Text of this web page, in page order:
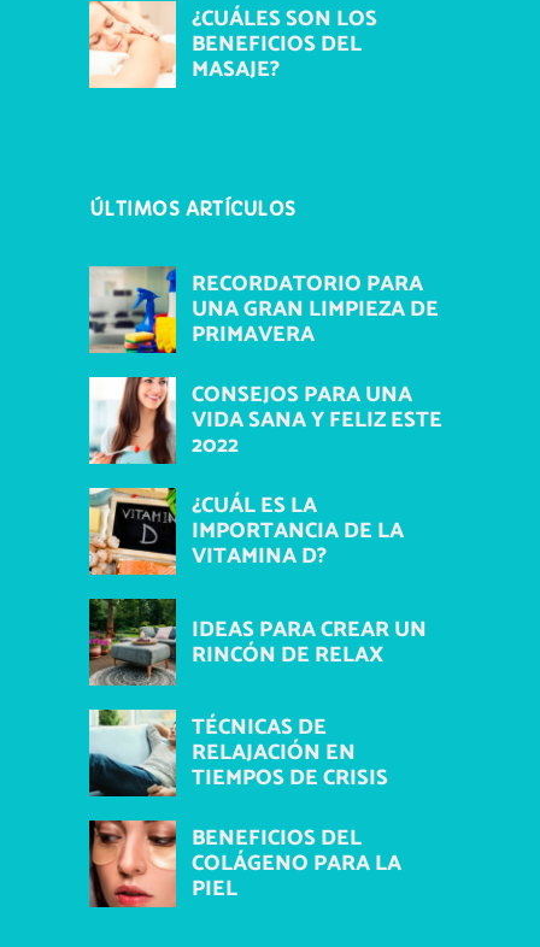
¿CUÁLES SON LOS
BENEFICIOS DEL
MASAJE?
ÚLTIMOS ARTÍCULOS
RECORDATORIO PARA
UNA GRAN LIMPIEZA DE
PRIMAVERA
CONSEJOS PARA UNA
VIDA SANA Y FELIZ ESTE
2022
¿CUÁL ES LA
IMPORTANCIA DE LA
VITAMINA D?
IDEAS PARA CREAR UN
RINCÓN DE RELAX
TÉCNICAS DE
RELAJACIÓN EN
TIEMPOS DE CRISIS
BENEFICIOS DEL
COLÁGENO PARA LA
PIEL